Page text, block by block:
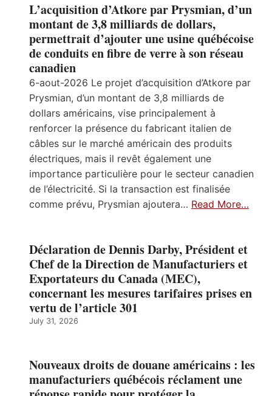
L’acquisition d’Atkore par Prysmian, d’un
montant de 3,8 milliards de dollars,
permettrait d’ajouter une usine québécoise
de conduits en fibre de verre à son réseau
canadien
6-aout-2026 Le projet d’acquisition d’Atkore par
Prysmian, d’un montant de 3,8 milliards de
dollars américains, vise principalement à
renforcer la présence du fabricant italien de
câbles sur le marché américain des produits
électriques, mais il revêt également une
importance particulière pour le secteur canadien
de l’électricité. Si la transaction est finalisée
comme prévu, Prysmian ajoutera… Read More…
Déclaration de Dennis Darby, Président et
Chef de la Direction de Manufacturiers et
Exportateurs du Canada (MEC),
concernant les mesures tarifaires prises en
vertu de l’article 301
July 31, 2026
Nouveaux droits de douane américains : les
manufacturiers québécois réclament une